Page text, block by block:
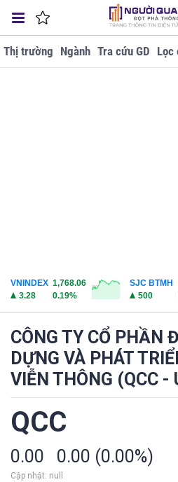
Thị trường Ngành Tra cứu GD Lọc
VNINDEX 1,768.06
3.28
0.19%
SJC BTMH
500
CÔNG TY CỔ PHẦN
DỰNG VÀ PHÁT
VIỄN THÔNG (QCC -
QCC
0.00 0.00 (0.00%)
Cập nhật: null